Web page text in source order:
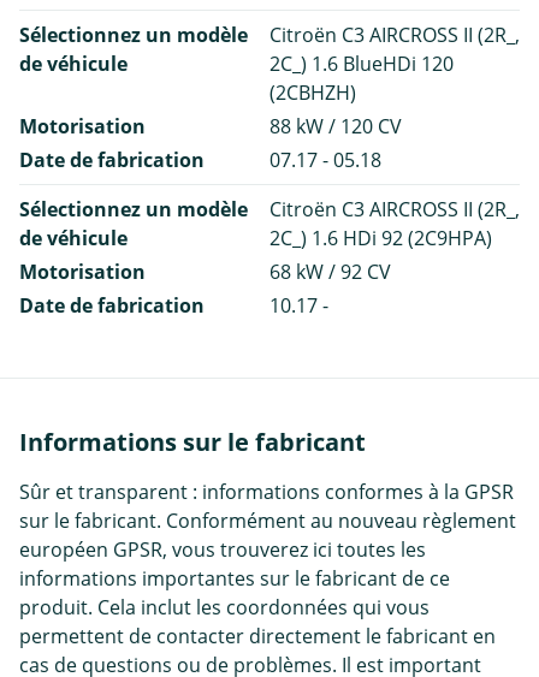
Sélectionnez un modèle
de véhicule
Citroën C3 AIRCROSS II (2R_,
2C_) 1.6 BlueHDi 120
(2CBHZH)
Motorisation
88 kW / 120 CV
Date de fabrication
07.17 - 05.18
Sélectionnez un modèle
de véhicule
Citroën C3 AIRCROSS II (2R_,
2C_) 1.6 HDi 92 (2C9HPA)
Motorisation
68 kW / 92 CV
Date de fabrication
10.17 -
Informations sur le fabricant
Sûr et transparent : informations conformes à la GPSR
sur le fabricant. Conformément au nouveau règlement
européen GPSR, vous trouverez ici toutes les
informations importantes sur le fabricant de ce
produit. Cela inclut les coordonnées qui vous
permettent de contacter directement le fabricant en
cas de questions ou de problèmes. Il est important